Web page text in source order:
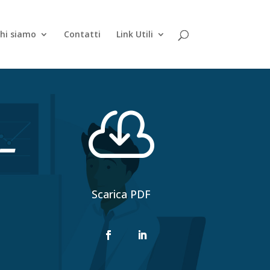
siamo Contatti Link Utili

Scarica PDF